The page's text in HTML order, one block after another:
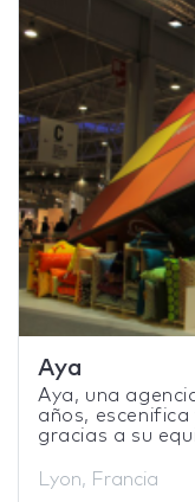
Aya
Aya, una
años,
gracias a su
Lyon, Francia